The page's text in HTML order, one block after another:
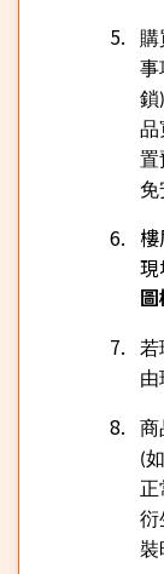
購
事
鎖)
品
置
免
現
若
由
商
(如
正
衍
裝